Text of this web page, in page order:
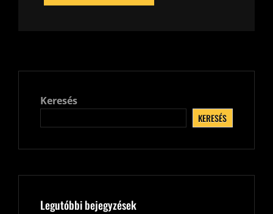
Keresés
KERESÉS
Legutóbbi bejegyzések